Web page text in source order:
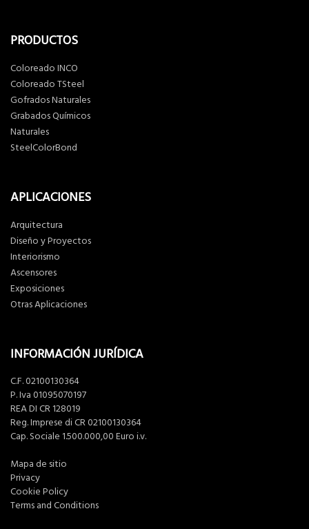
PRODUCTOS
Coloreado INCO
Coloreado TSteel
Gofrados Naturales
Grabados Químicos
Naturales
SteelColorBond
APLICACIONES
Arquitectura
Diseño y Proyectos
Interiorismo
Ascensores
Exposiciones
Otras Aplicaciones
INFORMACIÓN JURÍDICA
C.F. 02100130364
P. Iva 01095070197
REA DI CR 128019
Reg. Imprese di CR 02100130364
Cap. Sociale 1.500.000,00 Euro i.v.
Mapa de sitio
Privacy
Cookie Policy
Terms and Conditions